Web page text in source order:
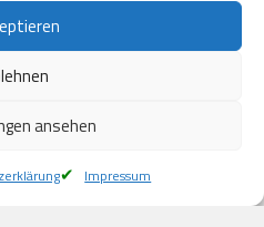
ansehen
Impressum